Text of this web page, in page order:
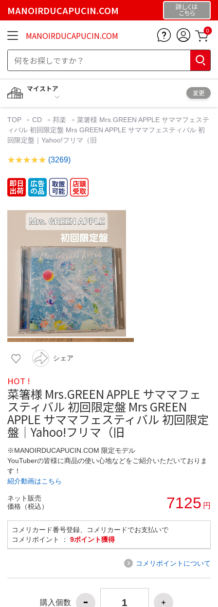
MANOIRDUCAPUCIN.COM 詳しくは
こちら
MANOIRDUCAPUCIN.COM 0
マイストア
変更
TOP CD 邦楽
菜箸様 Mrs.GREEN APPLE サママフェステ
ィバル 初回限定盤 Mrs GREEN APPLE サママフェスティバル 初
回限定盤｜Yahoo!フリマ（旧
(3269)
シェア
HOT !
菜箸様 Mrs.GREEN APPLE サママフェ
スティバル 初回限定盤 Mrs GREEN
APPLE サママフェスティバル 初回限定
盤｜Yahoo!フリマ（旧
※MANOIRDUCAPUCIN.COM 限定モデル
YouTuberの皆様に商品の使い心地などをご紹介いただいておりま
す！
紹介動画はこちら
ネット販売
価格（税込）
7125 円
コメリカード番号登録、コメリカードでお支払いで
コメリポイント ： 9ポイント獲得
コメリポイントについて
購入個数